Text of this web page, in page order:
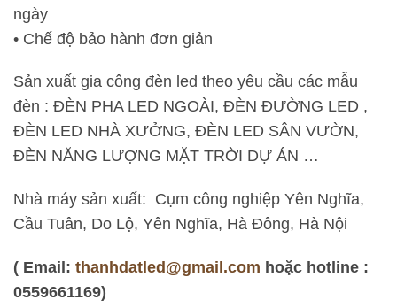
ngày
• Chế độ bảo hành đơn giản
Sản xuất gia công đèn led theo yêu cầu các mẫu
đèn : ĐÈN PHA LED NGOÀI, ĐÈN ĐƯỜNG LED ,
ĐÈN LED NHÀ XƯỞNG, ĐÈN LED SÂN VƯỜN,
ĐÈN NĂNG LƯỢNG MẶT TRỜI DỰ ÁN …
Nhà máy sản xuất: Cụm công nghiệp Yên Nghĩa,
Cầu Tuân, Do Lộ, Yên Nghĩa, Hà Đông, Hà Nội
( Email: thanhdatled@gmail.com hoặc hotline :
0559661169)